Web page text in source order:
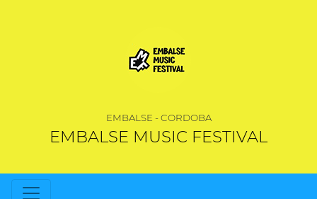
EMBALSE - CORDOBA
EMBALSE MUSIC FESTIVAL